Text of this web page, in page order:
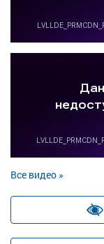
Все видео »